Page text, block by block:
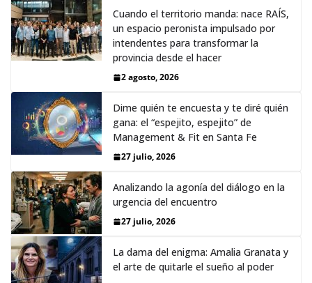
Cuando el territorio manda: nace RAÍS,
un espacio peronista impulsado por
intendentes para transformar la
provincia desde el hacer
2 agosto, 2026
Dime quién te encuesta y te diré quién
gana: el “espejito, espejito” de
Management & Fit en Santa Fe
27 julio, 2026
Analizando la agonía del diálogo en la
urgencia del encuentro
27 julio, 2026
La dama del enigma: Amalia Granata y
el arte de quitarle el sueño al poder